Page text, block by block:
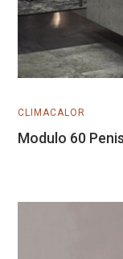
CLIMACALOR
Modulo 60